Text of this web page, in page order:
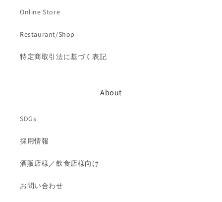
Online Store
Restaurant/Shop
特定商取引法に基づく表記
About
SDGs
採用情報
酒販店様／飲食店様向け
お問い合わせ